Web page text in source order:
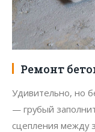
Ремонт
Удивительно, но
— грубый
сцепления между